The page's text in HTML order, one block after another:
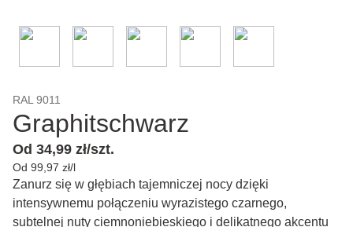
RAL 9011
Graphitschwarz
Od 34,99 zł/szt.
Od 99,97 zł/l
Zanurz się w głębiach tajemniczej nocy dzięki
intensywnemu połączeniu wyrazistego czarnego,
subtelnej nuty ciemnoniebieskiego i delikatnego akcentu